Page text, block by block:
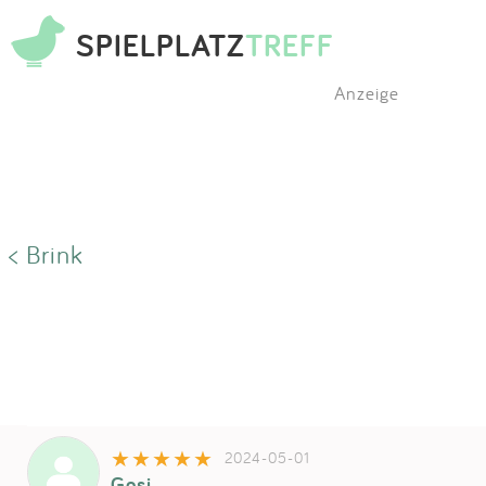
SPIELPLATZTREFF
Anzeige
< Brink
2024-05-01